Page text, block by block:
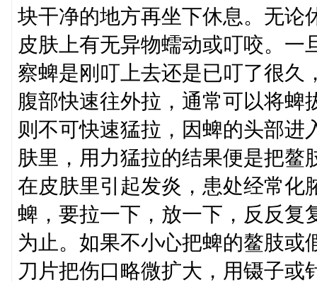
块干净的地方再坐下休息。无论
皮肤上有无异物蠕动或叮咬。
察蜱是刚叮上去还是已叮了很久
腹部快速往外拉，通常可以将蜱
则不可快速猛拉，因蜱的头部进
肤里，用力猛拉的结果便是把鳌
在皮肤里引起发炎，患处经常化
蜱，要拉一下，放一下，反反复
为止。如果不小心把蜱的鳌肢或
刀片把伤口略微扩大，用镊子或